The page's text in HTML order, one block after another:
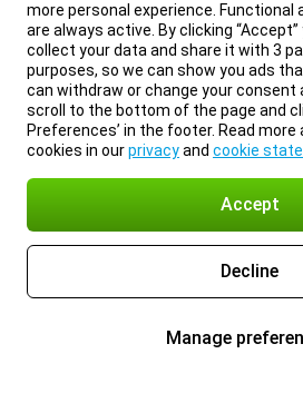
more personal experience. Functional
are always active. By clicking
collect your data and share it with 3
purposes, so we can show you ads
can withdraw or change your consent
scroll to the bottom of the page and
Preferences’ in the footer. Read
cookies in ourprivacyand cookie
Accept
Decline
Manage